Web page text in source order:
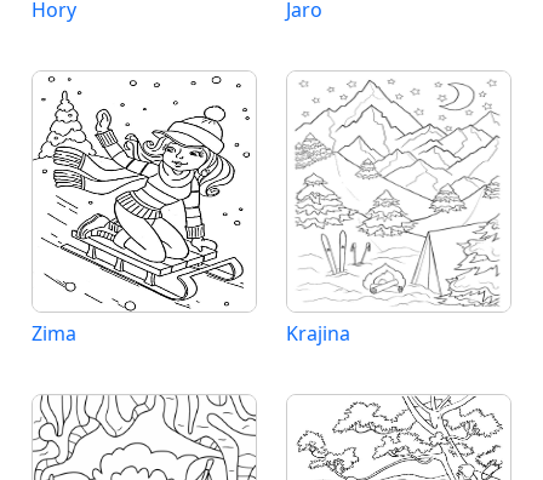
Hory Jaro
Zima Krajina